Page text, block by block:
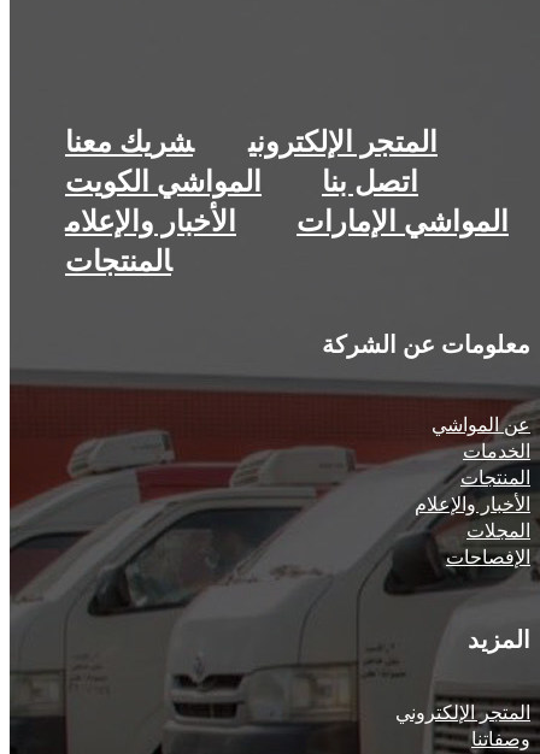
المتجر الإلكتروني​
شريك معنا​
اتصل بنا
المواشي الكويت
المواشي الإمارات
الأخبار والإعلام​
معلومات عن الشركة
عن المواشي
الخدمات
المنتجات
الأخبار والإعلام
المجلات
الإفصاحات
المزيد
المتجر الإلكتروني
وصفاتنا